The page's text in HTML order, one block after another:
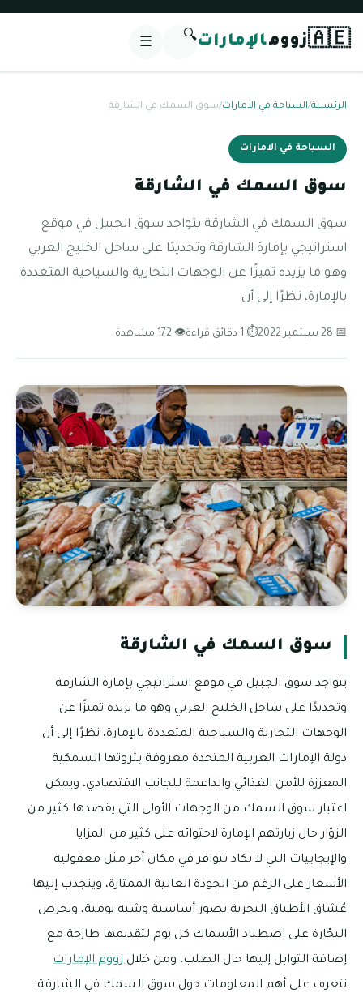
🇦🇪زوومالإمارات🔍
☰
الرئيسية/السياحة في الامارات/سوق السمك في الشارقة
السياحة في الامارات
سوق السمك في الشارقة
سوق السمك في الشارقة يتواجد سوق الجبيل في موقع
استراتيجي بإمارة الشارقة وتحديدًا على ساحل الخليج العربي
وهو ما يزيده تميزًا عن الوجهات التجارية والسياحية المتعددة
بالإمارة، نظرًا إلى أن
📅 28 سبتمبر 2022 ⏱ 1 دقائق قراءة 👁 172 مشاهدة
سوق السمك في الشارقة
يتواجد سوق الجبيل في موقع استراتيجي بإمارة الشارقة
وتحديدًا على ساحل الخليج العربي وهو ما يزيده تميزًا عن
الوجهات التجارية والسياحية المتعددة بالإمارة، نظرًا إلى أن
دولة الإمارات العربية المتحدة معروفة بثروتها السمكية
المعززة للأمن الغذائي والداعمة للجانب الاقتصادي، ويمكن
اعتبار سوق السمك من الوجهات الأولى التي يقصدها كثير من
الزوّار حال زيارتهم الإمارة لاحتوائه على كثير من المزايا
والإيجابيات التي لا تكاد تتوافر في مكان آخر مثل معقولية
الأسعار على الرغم من الجودة العالية الممتازة، وينجذب إليها
عُشاق الأطباق البحرية بصور أساسية وشبه يومية، ويحرص
البحّارة على اصطياد الأسماك كل يوم لتقديمها طازجة مع
إضافة التوابل إليها حال الطلب، ومن خلالزووم الإمارات
نتعرف على أهم المعلومات حول سوق السمك في الشارقة: